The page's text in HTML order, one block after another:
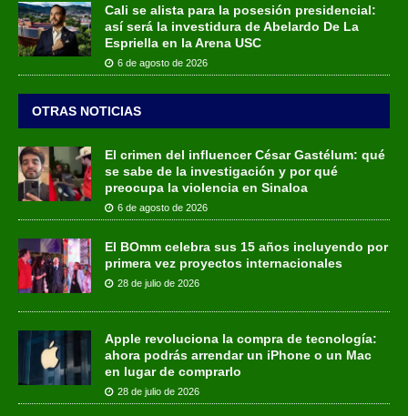
Cali se alista para la posesión presidencial:
así será la investidura de Abelardo De La
Espriella en la Arena USC
6 de agosto de 2026
OTRAS NOTICIAS
El crimen del influencer César Gastélum: qué
se sabe de la investigación y por qué
preocupa la violencia en Sinaloa
6 de agosto de 2026
El BOmm celebra sus 15 años incluyendo por
primera vez proyectos internacionales
28 de julio de 2026
Apple revoluciona la compra de tecnología:
ahora podrás arrendar un iPhone o un Mac
en lugar de comprarlo
28 de julio de 2026